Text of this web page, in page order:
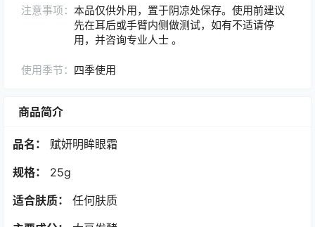
注意事项： 本品仅供外用，置于阴凉处保存。使用前建议
先在耳后或手臂内侧做测试，如有不适请停
用，并咨询专业人士 。
使用季节： 四季使用
商品简介
品名：
赋妍明眸眼霜
规格：
25g
适合肤质：
任何肤质